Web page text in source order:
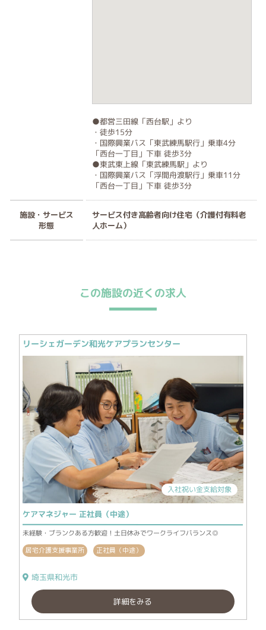
●都営三田線「西台駅」より
・徒歩15分
・国際興業バス「東武練馬駅行」乗車4分
「西台一丁目」下車 徒歩3分
●東武東上線「東武練馬駅」より
・国際興業バス「浮間舟渡駅行」乗車11分
「西台一丁目」下車 徒歩3分
施設・サービス
形態
サービス付き高齢者向け住宅（介護付有料老
人ホーム）
この施設の近くの求人
リーシェガーデン和光ケアプランセンター
入社祝い金支給対象
ケアマネジャー 正社員（中途）
未経験・ブランクある方歓迎！土日休みでワークライフバランス◎
居宅介護支援事業所 正社員（中途）
埼玉県和光市
詳細をみる